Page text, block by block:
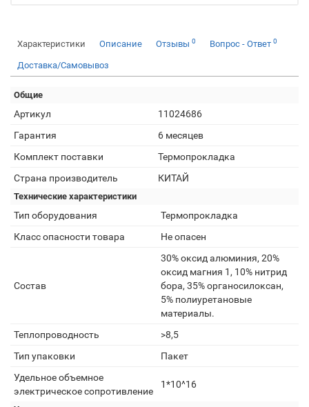
Характеристики Описание Отзывы 0 Вопрос - Ответ 0
Доставка/Самовывоз
Общие
Артикул
11024686
Гарантия
6 месяцев
Комплект поставки
Термопрокладка
Страна производитель
КИТАЙ
Технические характеристики
Тип оборудования
Термопрокладка
Класс опасности товара
Не опасен
Состав
30% оксид алюминия, 20%
оксид магния 1, 10% нитрид
бора, 35% органосилоксан,
5% полиуретановые
материалы.
Теплопроводность
>8,5
Тип упаковки
Пакет
Удельное объемное
электрическое сопротивление
1*10^16